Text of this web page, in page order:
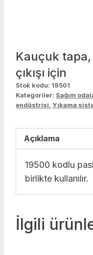
Kauçuk
çıkışı için
Stok kodu: 19501
Kategoriler: Sağım
endüstrisi, Yıkama
Açıklama
19500 kodlu
birlikte kullanılır.
İlgili